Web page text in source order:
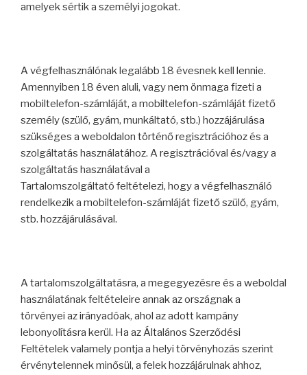
amelyek sértik a személyi jogokat.
A végfelhasználónak legalább 18 évesnek kell lennie.
Amennyiben 18 éven aluli, vagy nem önmaga fizeti a
mobiltelefon-számláját, a mobiltelefon-számláját fizető
személy (szülő, gyám, munkáltató, stb.) hozzájárulása
szükséges a weboldalon történő regisztrációhoz és a
szolgáltatás használatához. A regisztrációval és/vagy a
szolgáltatás használatával a
Tartalomszolgáltató feltételezi, hogy a végfelhasználó
rendelkezik a mobiltelefon-számláját fizető szülő, gyám,
stb. hozzájárulásával.
A tartalomszolgáltatásra, a megegyezésre és a weboldal
használatának feltételeire annak az országnak a
törvényei az irányadóak, ahol az adott kampány
lebonyolításra kerül. Ha az Általános Szerződési
Feltételek valamely pontja a helyi törvényhozás szerint
érvénytelennek minősül, a felek hozzájárulnak ahhoz,